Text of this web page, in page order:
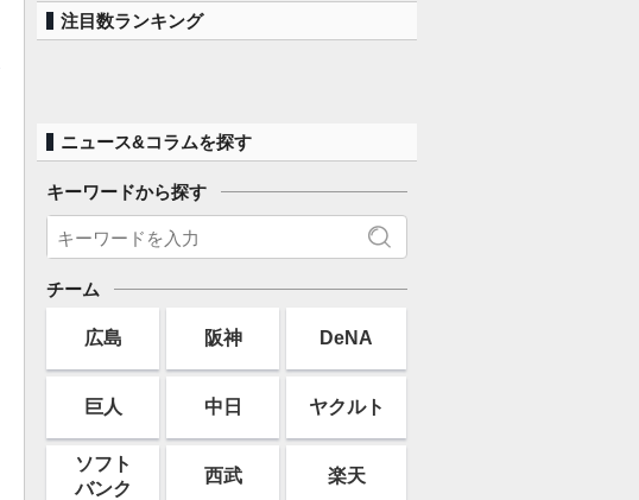
注目数ランキング
ニュース&コラムを探す
キーワードから探す
チーム
広島 阪神 DeNA
巨人 中日 ヤクルト
ソフト
バンク
西武 楽天